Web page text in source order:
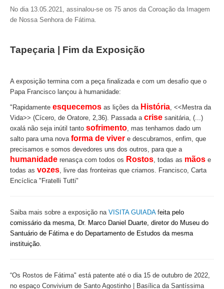
No dia 13.05.2021, assinalou-se os 75 anos da Coroação da Imagem
de Nossa Senhora de Fátima.
Tapeçaria | Fim da Exposição
A exposição termina com a peça finalizada e com um desafio que o
Papa Francisco lançou à humanidade:
"Rapidamente esquecemos as lições da História, <<Mestra da
Vida>> (Cícero, de Oratore, 2,36). Passada a crise sanitária, (...)
oxalá não seja inútil tanto sofrimento, mas tenhamos dado um
salto para uma nova forma de viver e descubramos, enfim, que
precisamos e somos devedores uns dos outros, para que a
humanidade renasça com todos os Rostos, todas as mãos e
todas as vozes, livre das fronteiras que criamos. Francisco, Carta
Encíclica "Fratelli Tutti"
Saiba mais sobre a exposição na VISITA GUIADAfeita pelo
comissário da mesma, Dr. Marco Daniel Duarte, diretor do Museu do
Santuário de Fátima e do Departamento de Estudos da mesma
instituição.
“Os Rostos de Fátima" está patente até o dia 15 de outubro de 2022,
no espaço Convivium de Santo Agostinho | Basílica da Santíssima